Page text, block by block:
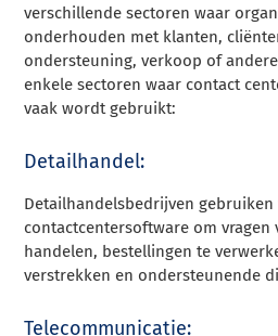
verschillende sectoren waar
onderhouden met klanten,
ondersteuning, verkoop of
enkele sectoren waar contact
vaak wordt gebruikt:
Detailhandel:
Detailhandelsbedrijven gebruiken
contactcentersoftware om vragen
handelen, bestellingen te
verstrekken en ondersteunende
Telecommunicatie: